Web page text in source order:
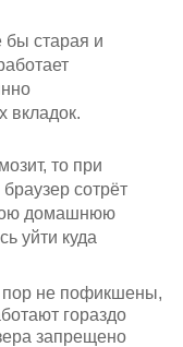
бы старая и
вкладок.
то при
сотрёт
домашнюю
уйти куда
пор не пофикшены,
гораздо
запрещено